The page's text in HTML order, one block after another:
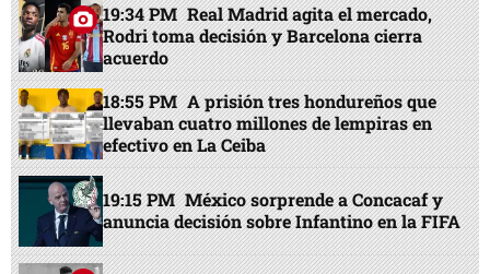
19:34 PM Real Madrid agita el mercado,
Rodri toma decisión y Barcelona cierra
acuerdo
18:55 PM A prisión tres hondureños que
llevaban cuatro millones de lempiras en
efectivo en La Ceiba
19:15 PM México sorprende a Concacaf y
anuncia decisión sobre Infantino en la FIFA